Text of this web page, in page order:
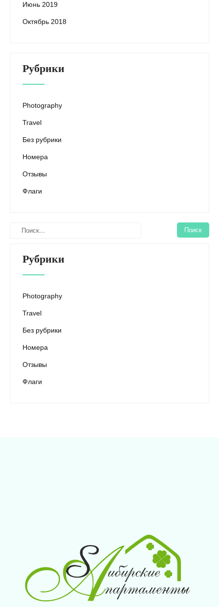
Июнь 2019
Октябрь 2018
Рубрики
Photography
Travel
Без рубрики
Номера
Отзывы
Флаги
Рубрики
Photography
Travel
Без рубрики
Номера
Отзывы
Флаги